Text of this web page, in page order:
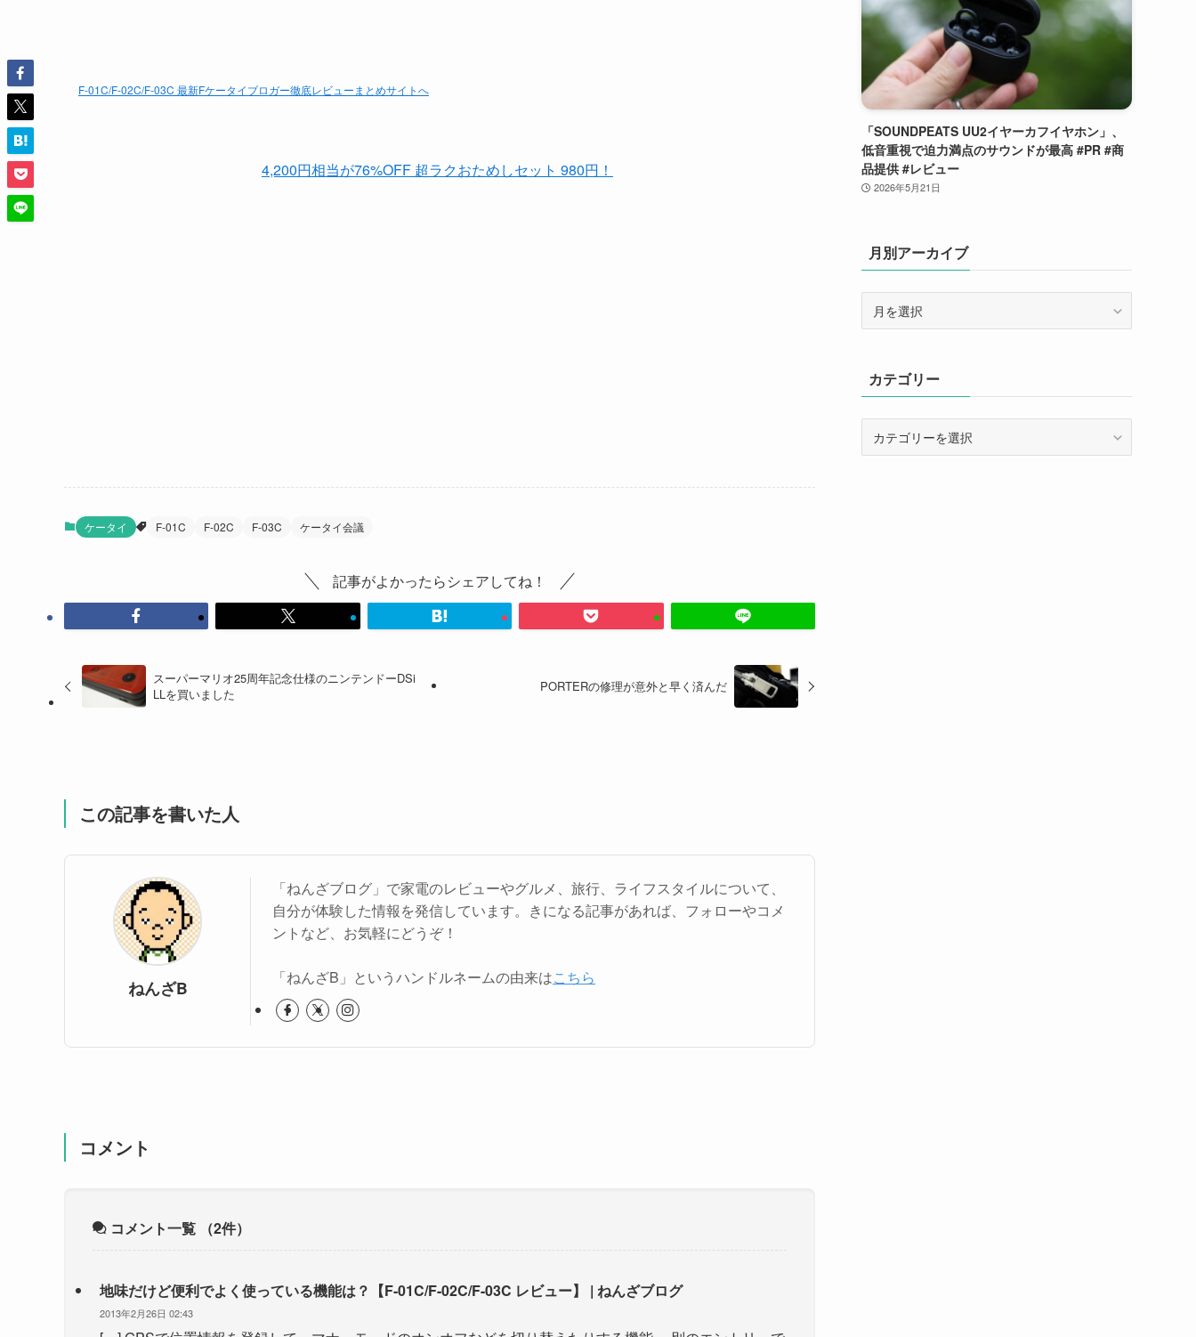
F-01C/F-02C/F-03C 最新Fケータイブロガー徹底レビューまとめサイトへ
4,200円相当が76%OFF 超ラクおためしセット 980円！
ケータイ F-01C F-02C F-03C ケータイ会議
記事がよかったらシェアしてね！
スーパーマリオ25周年記念仕様のニンテンドーDSi
LLを買いました
PORTERの修理が意外と早く済んだ
この記事を書いた人
ねんざB
「ねんざブログ」で家電のレビューやグルメ、旅行、ライフスタイルについて、
自分が体験した情報を発信しています。きになる記事があれば、フォローやコメ
ントなど、お気軽にどうぞ！
「ねんざB」というハンドルネームの由来はこちら
コメント
コメント一覧 （2件）
地味だけど便利でよく使っている機能は？【F-01C/F-02C/F-03C レビュー】 | ねんざブログ
2013年2月26日 02:43
「SOUNDPEATS UU2イヤーカフイヤホン」、
低音重視で迫力満点のサウンドが最高 #PR #商
品提供 #レビュー
2026年5月21日
月別アーカイブ
カ
イ
ブ
カテゴリー